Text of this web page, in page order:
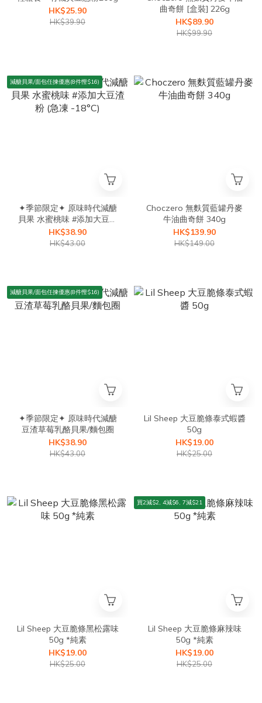
HK$25.90
HK$39.90
曲奇餅 [盒裝] 226g
HK$89.90
HK$99.90
減醣貝果/面包任揀優惠(8件慳$16)
✦季節限定✦ 原味時代減醣
貝果 水蜜桃味 #添加大豆渣
粉 (急凍 -18°C)
HK$38.90
HK$43.00
Choczero 無麩質藍罐丹麥
牛油曲奇餅 340g
HK$139.90
HK$149.00
減醣貝果/面包任揀優惠(8件慳$16)
✦季節限定✦ 原味時代減醣
豆渣草莓乳酪貝果/麵包圈
HK$38.90
HK$43.00
Lil Sheep 大豆脆條泰式蝦醬
50g
HK$19.00
HK$25.00
Lil Sheep 大豆脆條黑松露味
50g *純素
HK$19.00
HK$25.00
買2減$2, 4減$6, 7減$21
Lil Sheep 大豆脆條麻辣味
50g *純素
HK$19.00
HK$25.00